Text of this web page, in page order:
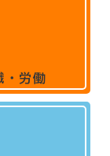
・労働